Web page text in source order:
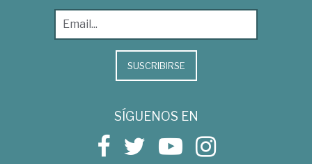
SUSCRIBIRSE
SÍGUENOS EN